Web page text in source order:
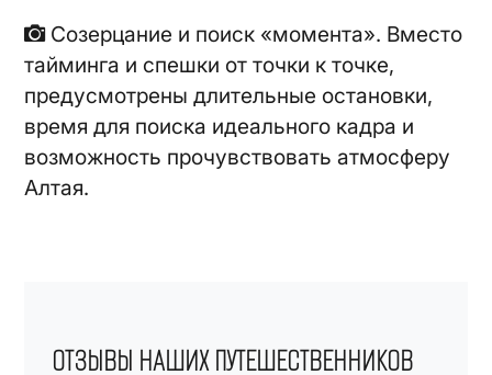
Созерцание и поиск «момента». Вместо
тайминга и спешки от точки к точке,
предусмотрены длительные остановки,
время для поиска идеального кадра и
возможность прочувствовать атмосферу
Алтая.
ОТЗЫВЫ НАШИХ ПУТЕШЕСТВЕННИКОВ